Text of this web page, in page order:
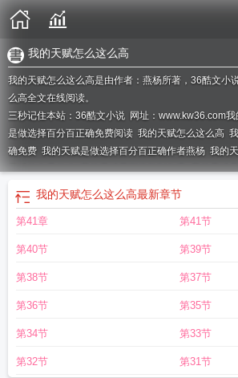
我的天赋怎么这么高
我的天赋怎么这么高是由作者：燕杨所著，36酷文小
么高全文在线阅读。
三秒记住本站：36酷文小说 网址：www.kw36.com我
是做选择百分百正确免费阅读 我的天赋怎么这么高
确免费 我的天赋是做选择百分百正确作者燕杨 我的
天赋使命是什么我的天赋是百倍复制免费我的天赋
我的天赋是做选择百分百正确 格格党
趣阁
赋是做选择百分百正确全文
我的天赋是做选择百分百
百正确番外
我的天赋是做选择百分百正确全文免费阅
真的一般123
我的天赋是做选择百分百正确盛燃
我的天赋怎么这么高最新章节
第41章 第41节
第40节 第39节
第38节 第37节
第36节 第35节
第34节 第33节
第32节 第31节